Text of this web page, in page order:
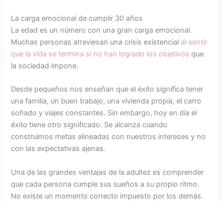
La carga emocional de cumplir 30 años
La edad es un número con una gran carga emocional.
Muchas personas atraviesan una crisis existencial al sentir
que la vida se termina si no han logrado los objetivosque
la sociedad impone.
Desde pequeños nos enseñan que el éxito significa tener
una familia, un buen trabajo, una vivienda propia, el carro
soñado y viajes constantes. Sin embargo, hoy en día el
éxito tiene otro significado. Se alcanza cuando
construimos metas alineadas con nuestros intereses y no
con las expectativas ajenas.
Una de las grandes ventajas de la adultez es comprender
que cada persona cumple sus sueños a su propio ritmo.
No existe un momento correcto impuesto por los demás.